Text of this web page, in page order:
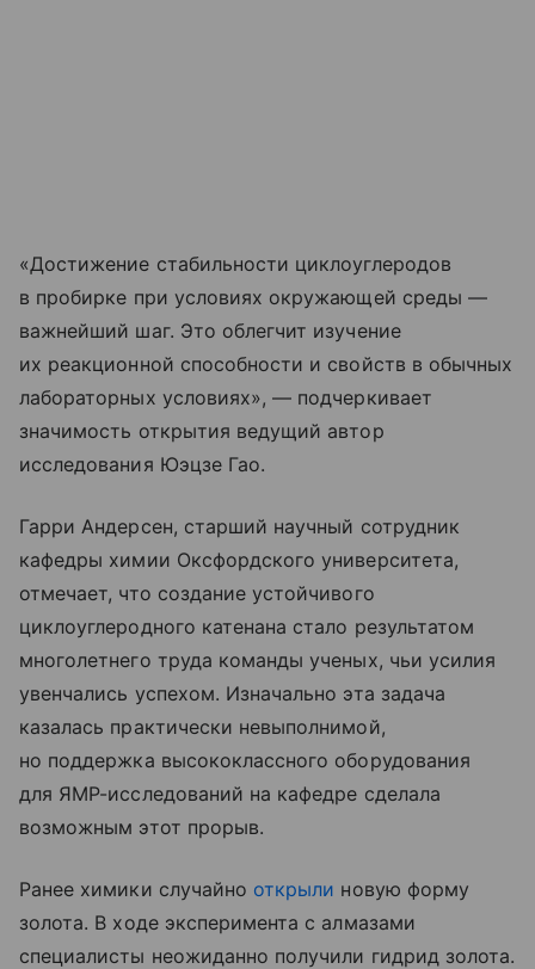
«Достижение стабильности циклоуглеродов
в пробирке при условиях окружающей среды —
важнейший шаг. Это облегчит изучение
их реакционной способности и свойств в обычных
лабораторных условиях», — подчеркивает
значимость открытия ведущий автор
исследования Юэцзе Гао.
Гарри Андерсен, старший научный сотрудник
кафедры химии Оксфордского университета,
отмечает, что создание устойчивого
циклоуглеродного катенана стало результатом
многолетнего труда команды ученых, чьи усилия
увенчались успехом. Изначально эта задача
казалась практически невыполнимой,
но поддержка высококлассного оборудования
для ЯМР-исследований на кафедре сделала
возможным этот прорыв.
Ранее химики случайно открыли новую форму
золота. В ходе эксперимента с алмазами
специалисты неожиданно получили гидрид золота.